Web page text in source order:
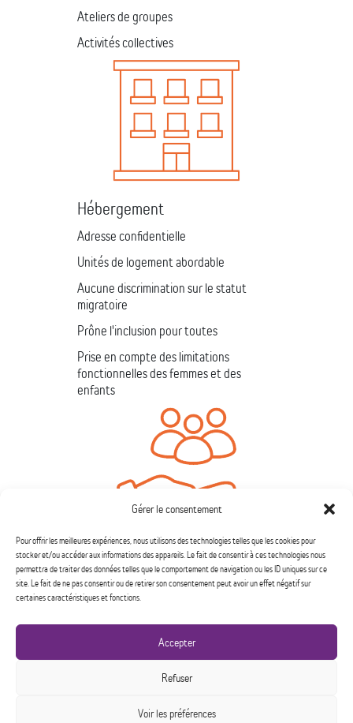
Gérer le consentement
Pour offrir les meilleures expériences, nous utilisons des technologies telles que les cookies pour
stocker et/ou accéder aux informations des appareils. Le fait de consentir à ces technologies nous
permettra de traiter des données telles que le comportement de navigation ou les ID uniques sur ce
site. Le fait de ne pas consentir ou de retirer son consentement peut avoir un effet négatif sur
certaines caractéristiques et fonctions.
Accepter
Refuser
Voir les préférences
Ateliers de groupes
Activités collectives
Hébergement
Adresse confidentielle
Unités de logement abordable
Aucune discrimination sur le statut
migratoire
Prône l'inclusion pour toutes
Prise en compte des limitations
fonctionnelles des femmes et des
enfants
Suivi externe
Sensibilisation du public
Défense de droits
Préparation post-hébergement